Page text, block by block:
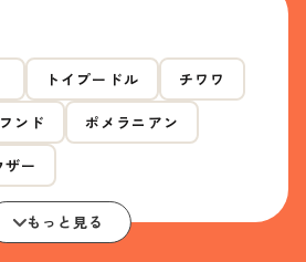
トイプードル チワワ
ンド ポメラニアン
ザー
もっと見る